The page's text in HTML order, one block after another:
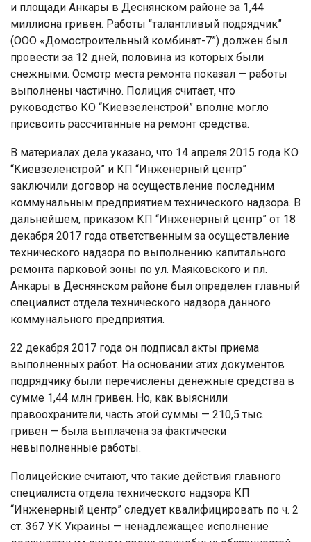
и площади Анкары в Деснянском районе за 1,44
миллиона гривен. Работы “талантливый подрядчик”
(ООО «Домостроительный комбинат-7”) должен был
провести за 12 дней, половина из которых были
снежными. Осмотр места ремонта показал — работы
выполнены частично. Полиция считает, что
руководство КО “Киевзеленстрой” вполне могло
присвоить рассчитанные на ремонт средства.
В материалах дела указано, что 14 апреля 2015 года КО
“Киевзеленстрой” и КП “Инженерный центр”
заключили договор на осуществление последним
коммунальным предприятием технического надзора. В
дальнейшем, приказом КП “Инженерный центр” от 18
декабря 2017 года ответственным за осуществление
технического надзора по выполнению капитального
ремонта парковой зоны по ул. Маяковского и пл.
Анкары в Деснянском районе был определен главный
специалист отдела технического надзора данного
коммунального предприятия.
22 декабря 2017 года он подписал акты приема
выполненных работ. На основании этих документов
подрядчику были перечислены денежные средства в
сумме 1,44 млн гривен. Но, как выяснили
правоохранители, часть этой суммы — 210,5 тыс.
гривен — была выплачена за фактически
невыполненные работы.
Полицейские считают, что такие действия главного
специалиста отдела технического надзора КП
“Инженерный центр” следует квалифицировать по ч. 2
ст. 367 УК Украины — ненадлежащее исполнение